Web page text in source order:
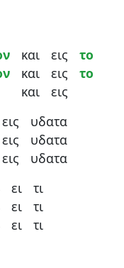
και
και
και
εις
εις
εις
το
το
εις
εις
εις
υδατα
υδατα
υδατα
ει
ει
ει
τι
τι
τι